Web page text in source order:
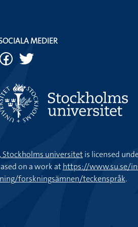
MEDIER
universitetis licensed
on a work athttps://www.su.se/
forskningsämnen/teckenspråk.